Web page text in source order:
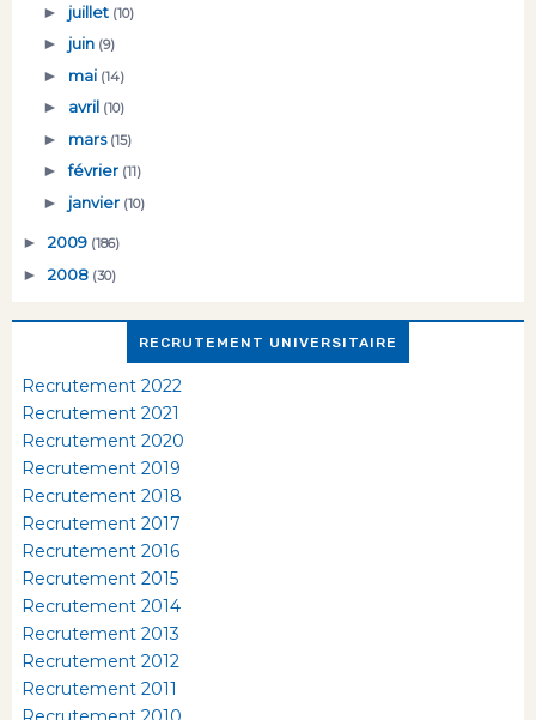
► juillet (10)
► juin (9)
► mai (14)
► avril (10)
► mars (15)
►février (11)
► janvier (10)
► 2009 (186)
► 2008 (30)
RECRUTEMENT UNIVERSITAIRE
Recrutement 2022
Recrutement 2021
Recrutement 2020
Recrutement 2019
Recrutement 2018
Recrutement 2017
Recrutement 2016
Recrutement 2015
Recrutement 2014
Recrutement 2013
Recrutement 2012
Recrutement 2011